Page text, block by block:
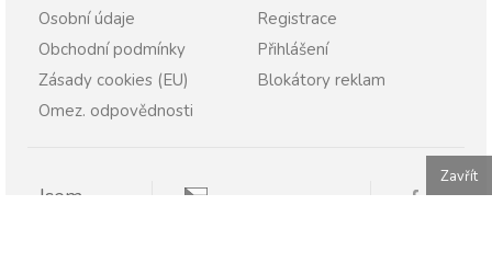
Osobní údaje
Obchodní podmínky
Zásady cookies (EU)
Omez. odpovědnosti
Registrace
Přihlášení
Blokátory reklam
Jsem
Zavřít